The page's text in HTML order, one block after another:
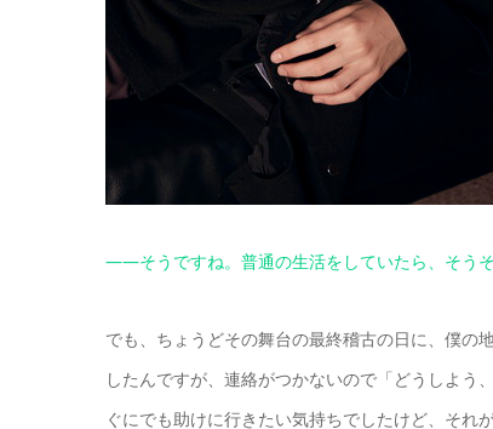
――そうですね。普通の生活をしていたら、そうそ
でも、ちょうどその舞台の最終稽古の日に、僕の
したんですが、連絡がつかないので「どうしよう
ぐにでも助けに行きたい気持ちでしたけど、それ